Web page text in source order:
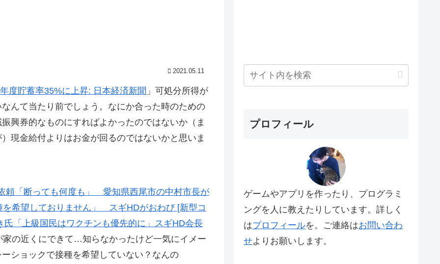
2021.05.11
度貯蓄率35%に上昇: 日本経済新聞 」可処分所得が
んて当たり前でしょう。なにか合った時のための
興券的なものにすればよかったのではないか（ま
現金給付よりはお金が回るのではないかと思いま
頼「断っても何度も」 愛知県西尾市の中村市長が
を希望しておりません」 スギHDがおわび [新型コ
氏「上級国民はワクチンも優先的に」スギHD会長
家の近くにできて…知らなかったけど一気にイメー
ショックで接種を希望していない？なんの
プロフィール
ゲームやアプリを作ったり、プログラミ
ングを人に教えたりしています。詳しく
はプロフィールを。ご連絡はお問い合わ
せよりお願いします。